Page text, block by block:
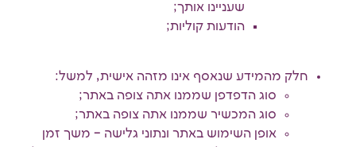
שעניינו אותך;
הודעות קוליות;
חלק מהמידע שנאסף אינו מזהה אישית, למשל:
סוג הדפדפן שממנו אתה צופה באתר;
סוג המכשיר שממנו אתה צופה באתר;
אופן השימוש באתר ונתוני גלישה – משך זמן